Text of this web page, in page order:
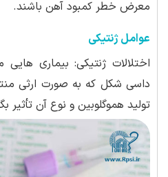
معرض خطر کمبود آهن باشند.
عوامل ژنتیکی
اختلالات ژنتیکی: بیماری
داسی شکل که به صورت ارثی
تولید هموگلوبین و نوع آن تأثیر